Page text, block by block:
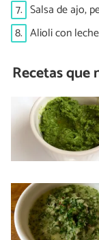
7. Salsa de ajo,
8. Alioli con leche
Recetas que